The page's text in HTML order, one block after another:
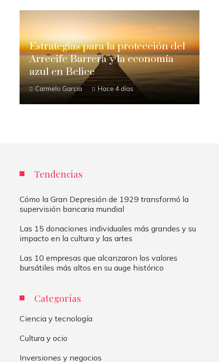
Estrategias para la protección del
Arrecife Barrera y la economía
azul en Belice
Carmelo Garcia Hace 4 días
Tendencias
Cómo la Gran Depresión de 1929 transformó la
supervisión bancaria mundial
Las 15 donaciones individuales más grandes y su
impacto en la cultura y las artes
Las 10 empresas que alcanzaron los valores
bursátiles más altos en su auge histórico
Categorías
Ciencia y tecnología
Cultura y ocio
Inversiones y negocios